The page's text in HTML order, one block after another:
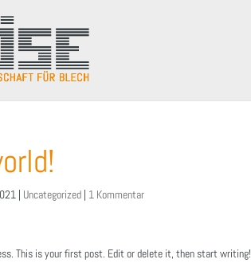
| Uncategorized | 1 Kommentar
This is your first post. Edit or delete it, then start writing!